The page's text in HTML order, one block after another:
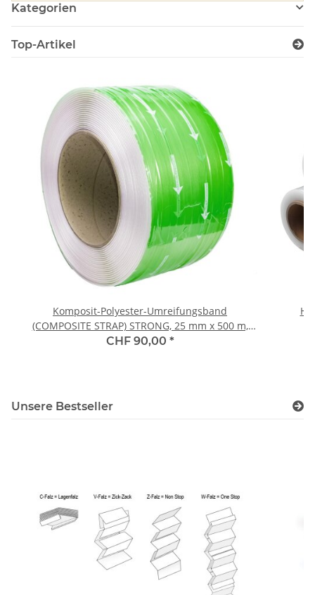
Kategorien
Top-Artikel
Komposit-Polyester-Umreifungsband
(COMPOSITE STRAP) STRONG, 25 mm x 500 m,
natur, 800 kg Reissfestigkeit
CHF 90,00 *
Unsere Bestseller